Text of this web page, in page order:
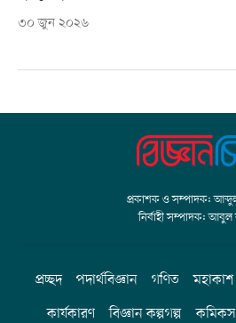
৩০ জুন ২০২৬
প্রকাশক ও সম্পাদক:
নির্বাহী সম্পাদক: আবুল
প্রচ্ছদ পদার্থবিজ্ঞান গণিত মহাকাশ
কার্যকারণ
বিজ্ঞান কল্পগল্প কমিকস